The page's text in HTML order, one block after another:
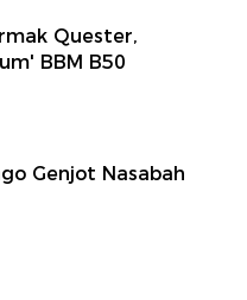
Quester,
BBM B50
Genjot Nasabah